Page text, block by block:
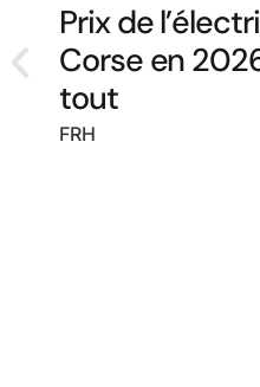
Prix de
Corse en
tout
FRH